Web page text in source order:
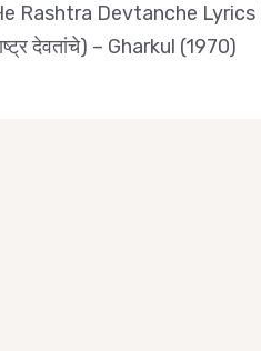
Rashtra Devtanche Lyrics
देवतांचे) – Gharkul (1970)